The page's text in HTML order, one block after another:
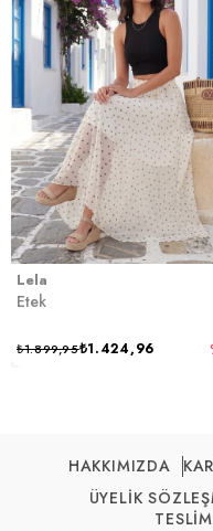
Lela
Etek
₺1.424,96
₺1.899,95
HAKKIMIZDA
ÜYELİK